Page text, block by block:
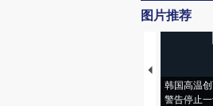
图片推荐
韩国高温
警告停止